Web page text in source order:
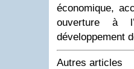
économique,
ouverture à
développement
Autres articles